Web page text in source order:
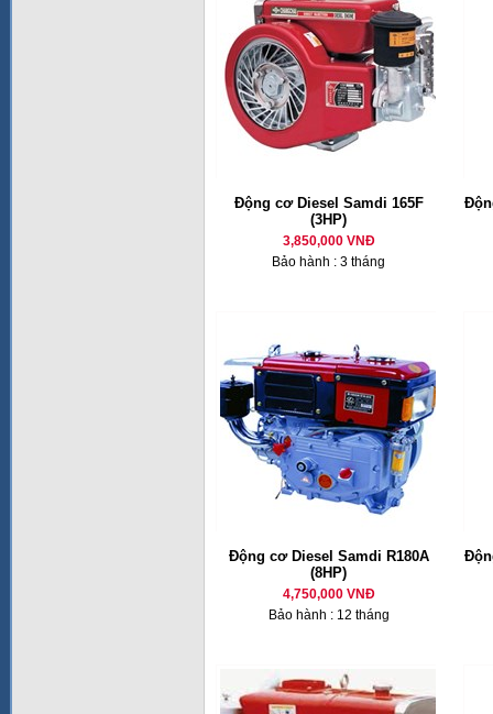
Động cơ Diesel Samdi 165F
(3HP)
3,850,000 VNĐ
Bảo hành : 3 tháng
Động cơ Diesel Samdi R180A
(8HP)
4,750,000 VNĐ
Bảo hành : 12 tháng